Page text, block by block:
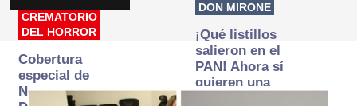
hacemos periodismo
CREMATORIO
DEL HORROR
Cobertura
especial de
Norte
DON MIRONE
¡Qué listillos
salieron en el
PAN! Ahora sí
quieren una